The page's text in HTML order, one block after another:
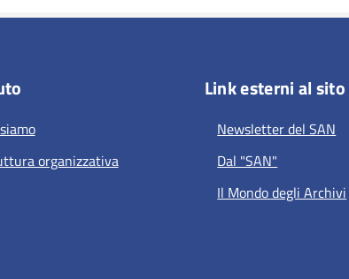
organizzativa
Link esterni al sito
Newsletter del SAN
Dal "SAN"
Il Mondo degli Archivi